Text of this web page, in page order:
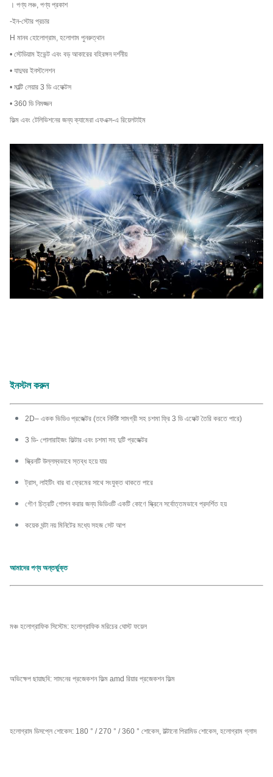
। পণ্য লঞ্চ, পণ্য প্রকাশ
-ইন-স্টোর প্রচার
H মানব হোলোগ্রাম, হলোগাম পুনরুত্থান
• স্টেডিয়াম ইভেন্ট এবং বড় আকারের বহিরঙ্গন দর্শনীয়
• যাদুঘর ইনস্টলেশন
• মাল্টি লেয়ার 3 ডি এফেক্টস
• 360 ডি নিমজ্জন
ফিল্ম এবং টেলিভিশনের জন্য ক্যামেরা এফএক্স-এ রিয়েলটাইম
ইনস্টল করুন
2D– একক ভিডিও প্রজেক্টর (তবে নির্দিষ্ট সামগ্রী সহ চশমা ফ্রি 3 ডি এফেক্ট তৈরি করতে পারে)
3 ডি- পোলারাইজং ফিল্টার এবং চশমা সহ দুটি প্রজেক্টর
স্ক্রিনটি উল্লম্বভাবে স্তব্ধ হয়ে যায়
ট্রাস, লাইটিং বার বা ফ্রেমের সাথে সংযুক্ত থাকতে পারে
গৌণ চিত্রটি গোপন করার জন্য ভিডিওটি একটি কোণে স্ক্রিনে সর্বোত্তমভাবে প্রদর্শিত হয়
কয়েক ঘন্টা নয় মিনিটের মধ্যে সহজ সেট আপ
আমাদের পণ্য অন্তর্ভুক্ত
মঞ্চ হলোগ্রাফিক সিস্টেম: হলোগ্রাফিক মরিচের ঘোস্ট ফয়েল
অভিক্ষেপ ছায়াছবি: সামনের প্রজেকশন ফিল্ম amd রিয়ার প্রজেকশন ফিল্ম
হলোগ্রাম ডিসপ্লে শোকেস: 180 ° / 270 ° / 360 ° শোকেস, উল্টানো পিরামিড শোকেস, হলোগ্রাম গ্লাস